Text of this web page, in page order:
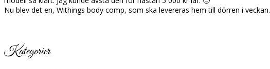
Nu blev det en, Withings body comp, som ska levereras hem till dörren i veckan.
Kategorier